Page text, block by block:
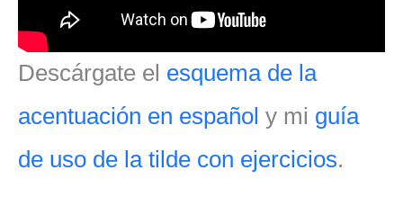
Descárgate el esquema de la
acentuación en español y mi guía
de uso de la tilde con ejercicios.